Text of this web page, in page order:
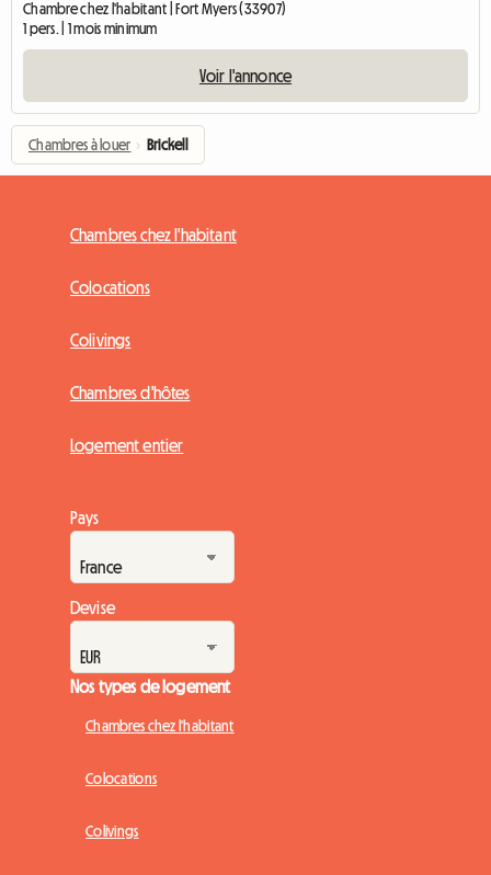
Chambre chez l'habitant | Fort Myers (33907)
1 pers. | 1 mois minimum
Voir l'annonce
Chambres à louer › Brickell
Chambres chez l'habitant
Colocations
Colivings
Chambres d'hôtes
Logement entier
Pays
Devise
Nos types de logement
Chambres chez l'habitant
Colocations
Colivings